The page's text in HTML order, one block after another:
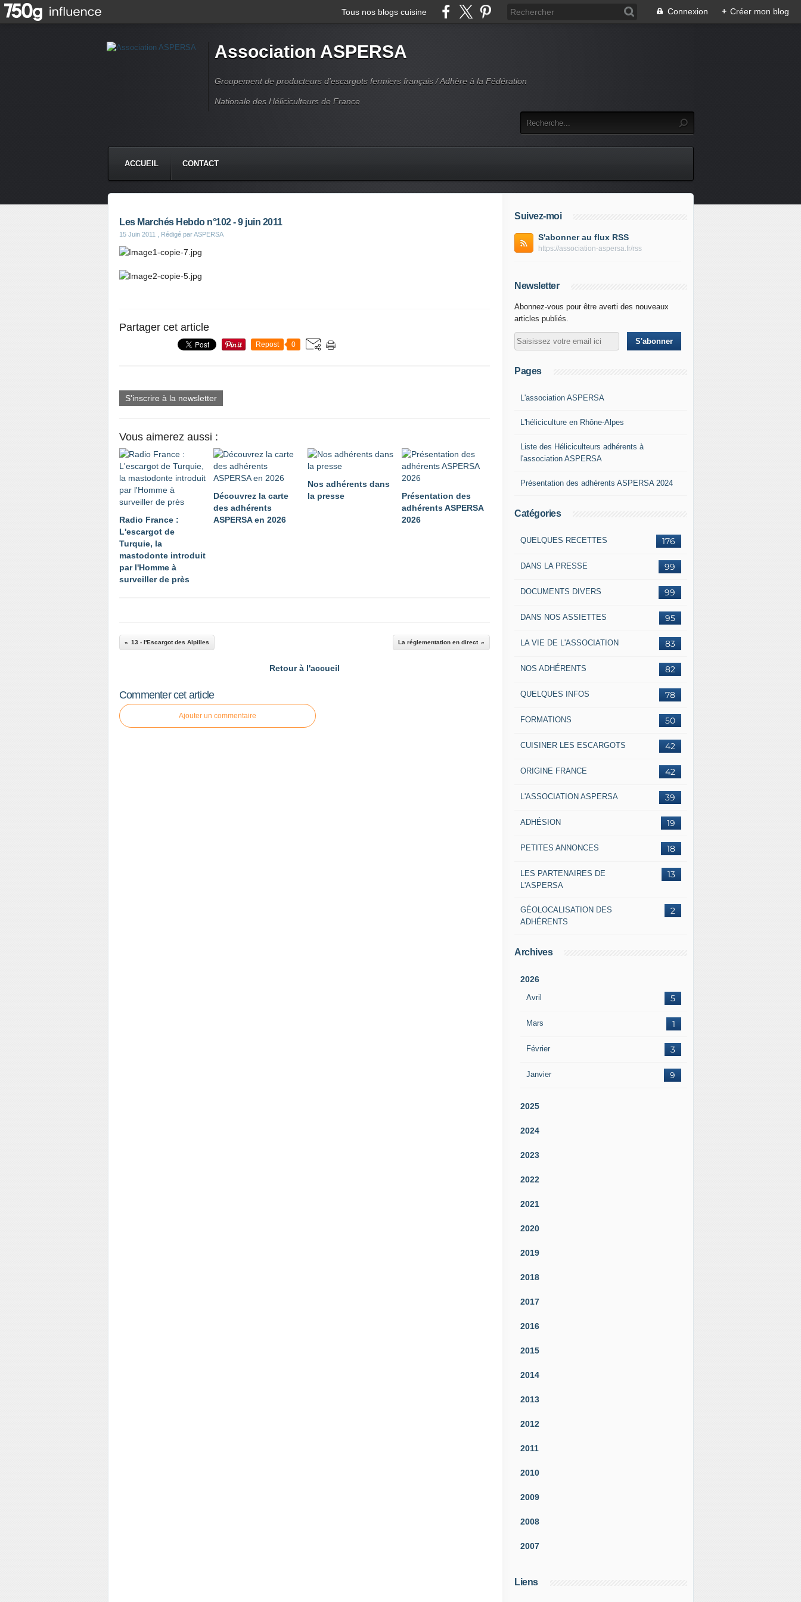
Tous nos blogs cuisine Connexion + Créer mon blog
Association ASPERSA
Groupement de producteurs d'escargots fermiers français / Adhère à la Fédération
Nationale des Héliciculteurs de France
ACCUEIL CONTACT
Les Marchés Hebdo n°102 - 9 juin 2011
15 Juin 2011 , Rédigé par ASPERSA
Partager cet article
Repost 0
S'inscrire à la newsletter
Vous aimerez aussi :
Radio France :
L'escargot de
Turquie, la
mastodonte introduit
par l'Homme à
surveiller de près
Découvrez la carte
des adhérents
ASPERSA en 2026
Nos adhérents dans
la presse
Présentation des
adhérents ASPERSA
2026
13 - l'Escargot des Alpilles La réglementation en direct
Retour à l'accueil
Commenter cet article
Ajouter un commentaire
Suivez-moi
S'abonner au flux RSS
https://association-aspersa.fr/rss
Newsletter
Abonnez-vous pour être averti des nouveaux
articles publiés.
Pages
L'association ASPERSA
L'héliciculture en Rhône-Alpes
Liste des Héliciculteurs adhérents à
l'association ASPERSA
Présentation des adhérents ASPERSA 2024
Catégories
176
QUELQUES RECETTES
99
DANS LA PRESSE
99
DOCUMENTS DIVERS
95
DANS NOS ASSIETTES
83
LA VIE DE L'ASSOCIATION
82
NOS ADHÉRENTS
78
QUELQUES INFOS
50
FORMATIONS
42
CUISINER LES ESCARGOTS
42
ORIGINE FRANCE
39
L'ASSOCIATION ASPERSA
19
ADHÉSION
18
PETITES ANNONCES
13
LES PARTENAIRES DE
L'ASPERSA
2
GÉOLOCALISATION DES
ADHÉRENTS
Archives
2026
Avril 5
Mars 1
Février 3
Janvier 9
2025
2024
2023
2022
2021
2020
2019
2018
2017
2016
2015
2014
2013
2012
2011
2010
2009
2008
2007
Liens